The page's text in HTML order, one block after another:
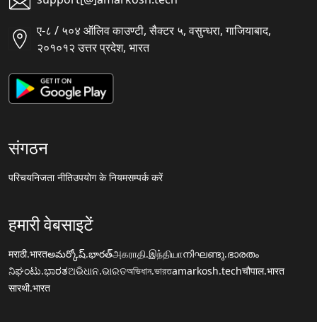
ए-८ / ५०४ ऑलिव काउण्टी, सैक्टर ५, वसुन्धरा, गाजियाबाद,
२०१०१२ उत्तर प्रदेश, भारत
संगठन
परिचयनिजता नीतिउपयोग के नियमसम्पर्क करें
हमारी वेबसाइटें
मराठी.भारतఅమర్కోష్.భారత్அகராதி.இந்தியாനിഘണ്ടു.ഭാരതം
ನಿಘಂಟು.ಭಾರತଅଭିଧାନ.ଭାରତঅভিধান.ভারতamarkosh.techचौपाल.भारत
सारथी.भारत